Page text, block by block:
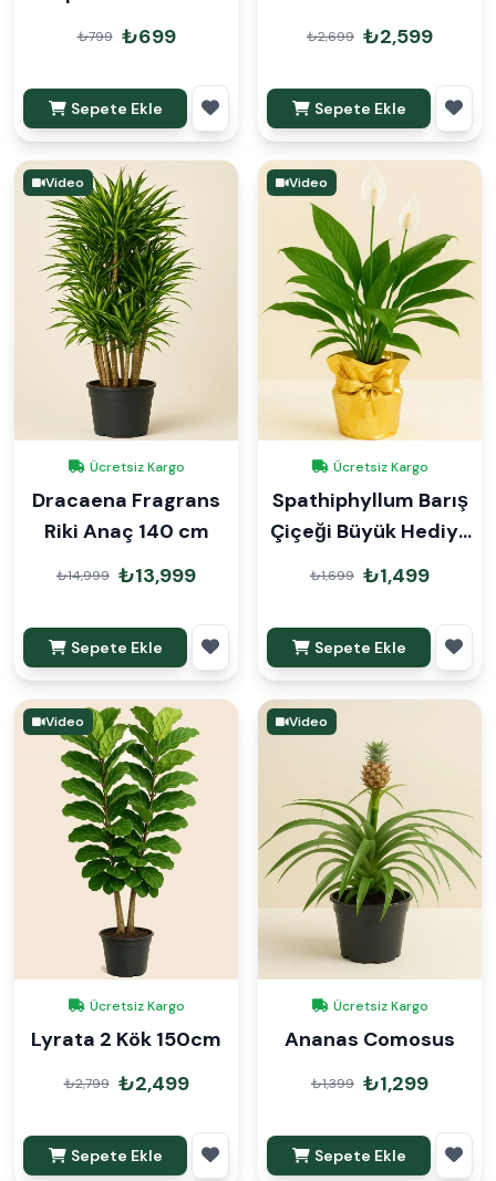
₺799 ₺699
Sepete Ekle
₺2,699 ₺2,599
Sepete Ekle
Video
Ücretsiz Kargo
Dracaena Fragrans
Riki Anaç 140 cm
₺14,999 ₺13,999
Sepete Ekle
Video
Ücretsiz Kargo
Spathiphyllum Barış
Çiçeği Büyük Hediye
Paketli
₺1,699 ₺1,499
Sepete Ekle
Video
Ücretsiz Kargo
Lyrata 2 Kök 150cm
₺2,799 ₺2,499
Sepete Ekle
Video
Ücretsiz Kargo
Ananas Comosus
₺1,399 ₺1,299
Sepete Ekle